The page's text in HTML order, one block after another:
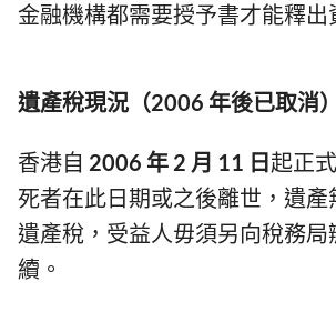
金融機構都需要授予書才能釋出
遺產稅現況（2006 年後已取消）
香港自 2006 年 2 月 11 日起正
死者在此日期或之後離世，遺產
遺產稅，受益人毋須另向稅務局
續。